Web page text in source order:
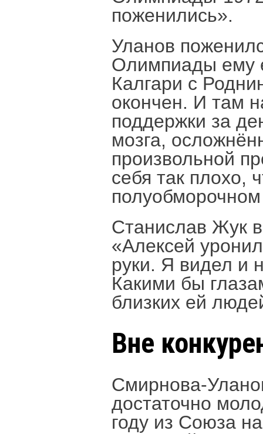
поженились».
Уланов
Олимпиады ему
Калгари с
окончен. И там
поддержки за
мозга,
произвольной
себя так плохо,
Станислав Жук
«Алексей
руки. Я видел и
Какими бы
близких ей
Вне
Смирнова-
достаточно
году из Союза